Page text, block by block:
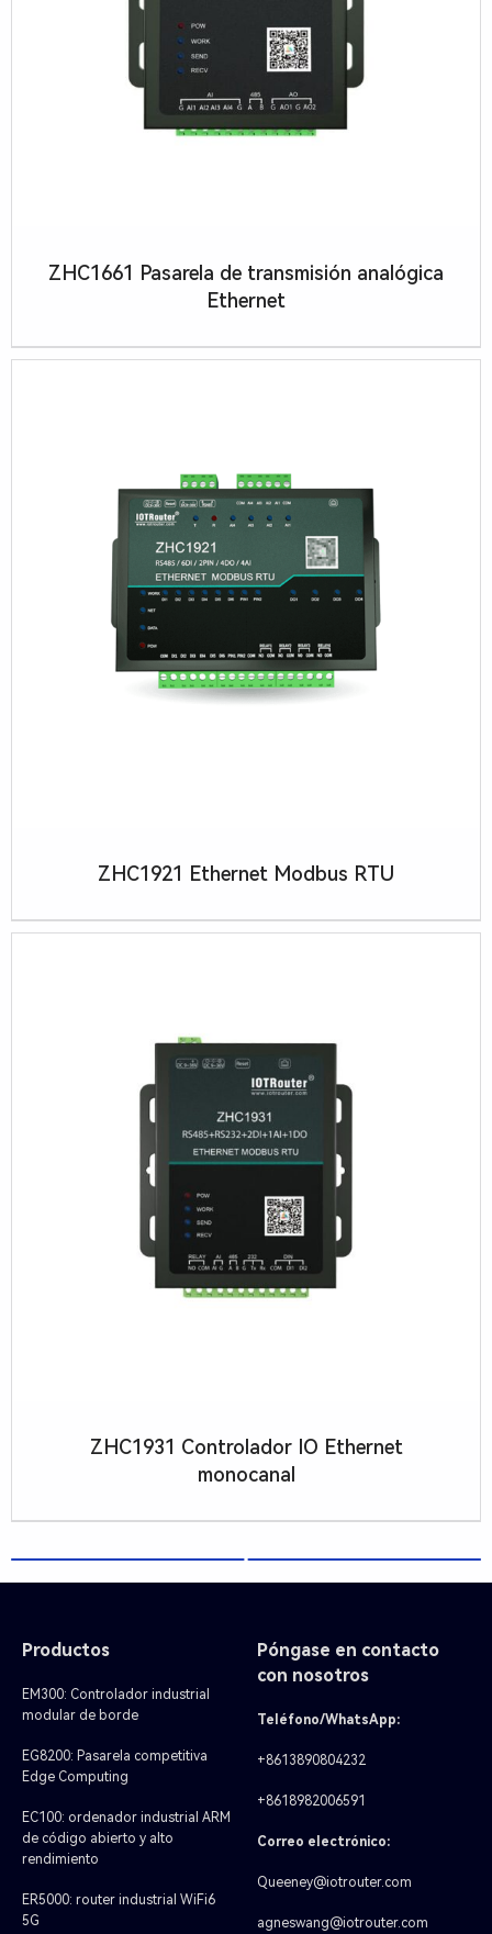
ZHC1661 Pasarela de transmisión analógica
Ethernet
ZHC1921 Ethernet Modbus RTU
ZHC1931 Controlador IO Ethernet
monocanal
Productos
EM300: Controlador industrial
modular de borde
EG8200: Pasarela competitiva
Edge Computing
EC100: ordenador industrial ARM
de código abierto y alto
rendimiento
ER5000: router industrial WiFi6
5G
Póngase en contacto
con nosotros
Teléfono/WhatsApp:
+8613890804232
+8618982006591
Correo electrónico:
Queeney@iotrouter.com
agneswang@iotrouter.com